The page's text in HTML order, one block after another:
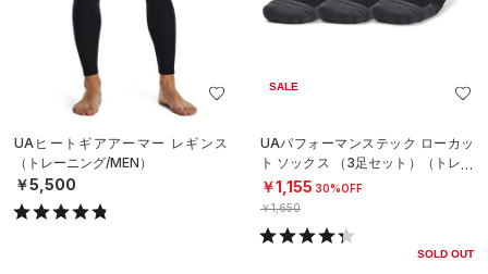
UAヒートギアアーマー レギンス
（トレーニング/MEN）
￥5,500
SALE
UAパフォーマンステック ローカッ
ト ソックス （3足セット）（トレー
ニング/UNISEX）
￥1,155 30%OFF
￥1,650
SOLD OUT